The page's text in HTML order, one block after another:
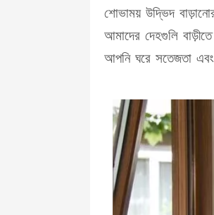
শোভাময় উদ্ভিদ
আমাদের দেহগুলি
আপনি ঘরে সতেজতা এবং